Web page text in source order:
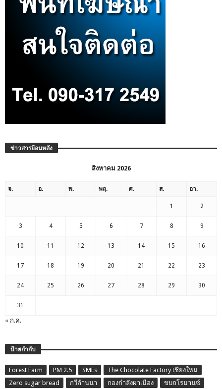
ข่าวสารย้อนหลัง
สิงหาคม 2026
จ. อ. พ. พฤ. ศ. ส. อา.
1 2
3 4 5 6 7 8 9
10 11 12 13 14 15 16
17 18 19 20 21 22 23
24 25 26 27 28 29 30
31
« ก.ค.
ป้ายกำกับ
Forest Farm PM 2.5 SMEs
The Chocolate Factory เชียงใหม่
Zero sugar bread
กวีล้านนา กองกำลังผาเมือง
ขบถโรมานซ์